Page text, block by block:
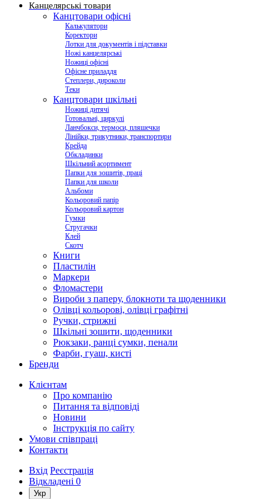
Канцелярські товари
Канцтовари офісні
Калькулятори
Коректори
Лотки для документів і підставки
Ножі канцелярські
Ножиці офісні
Офісне приладдя
Степлери, дироколи
Теки
Канцтовари шкільні
Ножиці дитячі
Готовальні, циркулі
Ланчбокси, термоси, пляшечки
Лінійки, трикутники, транспортири
Крейда
Обкладинки
Шкільний асортимент
Папки для зошитів, праці
Папки для школи
Альбоми
Кольоровий папір
Кольоровий картон
Гумки
Стругачки
Клей
Скотч
Книги
Пластилін
Маркери
Фломастери
Вироби з паперу, блокноти та щоденники
Олівці кольорові, олівці графітні
Ручки, стрижні
Шкільні зошити, щоденники
Рюкзаки, ранці сумки, пенали
Фарби, гуаш, кисті
Бренди
Клієнтам
Про компанію
Питання та відповіді
Новини
Інструкція по сайту
Умови співпраці
Контакти
Вхід Реєстрація
Відкладені 0
Укр